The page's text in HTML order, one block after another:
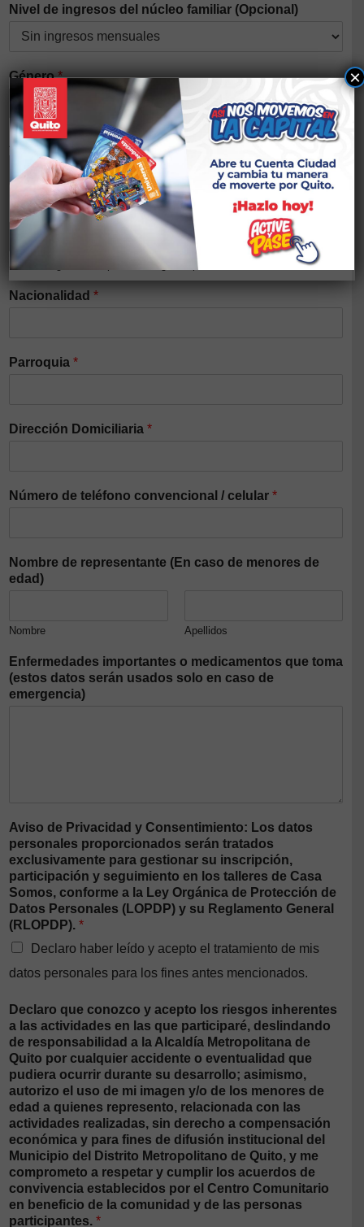
Nivel de ingresos del núcleo familiar (Opcional)
Género*
Auto identificación étnica
Discapacidad*
Si tiene alguna discapacidad elegir el tipo
Nacionalidad *
Parroquia *
Dirección Domiciliaria *
Número de teléfono convencional / celular *
Nombre de representante (En caso de menores de
edad)
Nombre Apellidos
Enfermedades importantes o medicamentos que toma
(estos datos serán usados solo en caso de
emergencia)
Aviso de Privacidad y Consentimiento: Los datos
personales proporcionados serán tratados
exclusivamente para gestionar su inscripción,
participación y seguimiento en los talleres de Casa
Somos, conforme a la Ley Orgánica de Protección de
Datos Personales (LOPDP) y su Reglamento General
(RLOPDP). *
Declaro haber leído y acepto el tratamiento de mis
datos personales para los fines antes mencionados.
Declaro que conozco y acepto los riesgos inherentes
a las actividades en las que participaré, deslindando
de responsabilidad a la Alcaldía Metropolitana de
Quito por cualquier accidente o eventualidad que
pudiera ocurrir durante su desarrollo; asimismo,
autorizo el uso de mi imagen y/o de los menores de
edad a quienes represento, relacionada con las
actividades realizadas, sin derecho a compensación
económica y para fines de difusión institucional del
Municipio del Distrito Metropolitano de Quito, y me
comprometo a respetar y cumplir los acuerdos de
convivencia establecidos por el Centro Comunitario
en beneficio de la comunidad y de las personas
participantes. *
×